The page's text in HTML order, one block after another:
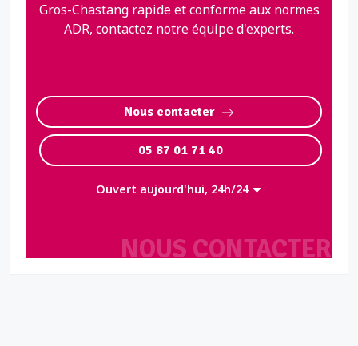
NOUS CONTACTER
Gros-Chastang rapide et conforme aux normes
ADR, contactez notre équipe d'experts.
Nous contacter
05 87 01 71 40
Ouvert aujourd'hui, 24h/24